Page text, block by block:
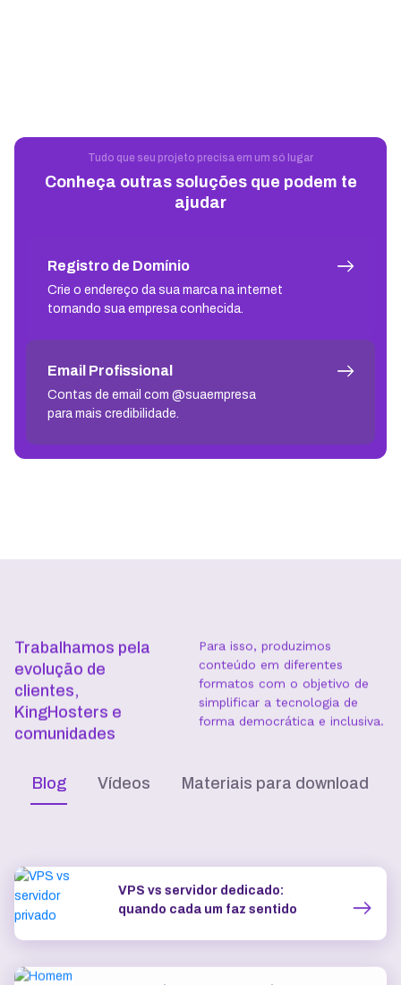
Tudo que seu projeto precisa em um só lugar
Conheça outras soluções que podem te
ajudar
Registro de Domínio
Crie o endereço da sua marca na internet
tornando sua empresa conhecida.
Email Profissional
Contas de email com @suaempresa
para mais credibilidade.
Trabalhamos pela
evolução de
clientes,
KingHosters e
comunidades
Para isso, produzimos
conteúdo em diferentes
formatos com o objetivo de
simplificar a tecnologia de
forma democrática e inclusiva.
Blog Vídeos Materiais para download
VPS vs servidor dedicado:
quando cada um faz sentido